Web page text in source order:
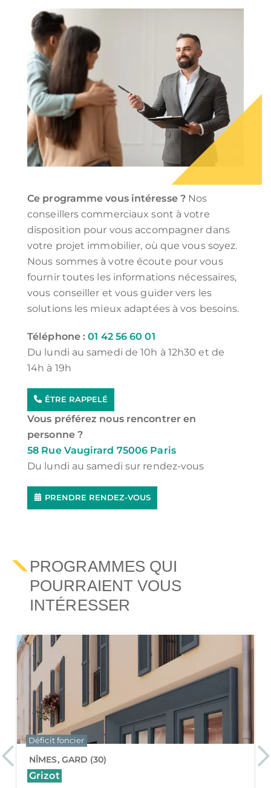
Ce programme vous intéresse ?Nos
conseillers commerciaux sont à votre
disposition pour vous accompagner dans
votre projet immobilier, où que vous soyez.
Nous sommes à votre écoute pour vous
fournir toutes les informations nécessaires,
vous conseiller et vous guider vers les
solutions les mieux adaptées à vos besoins.
Téléphone :01 42 56 60 01
Du lundi au samedi de 10h à 12h30 et de
14h à 19h
ÊTRE RAPPELÉ
Vous préférez nous rencontrer en
personne ?
58 Rue Vaugirard 75006 Paris
Du lundi au samedi sur rendez-vous
PRENDRE RENDEZ-VOUS
PROGRAMMES QUI
POURRAIENT VOUS
INTÉRESSER
PreviousNÎMES, GARD (30)
63 Notre Dame
Déficit foncier